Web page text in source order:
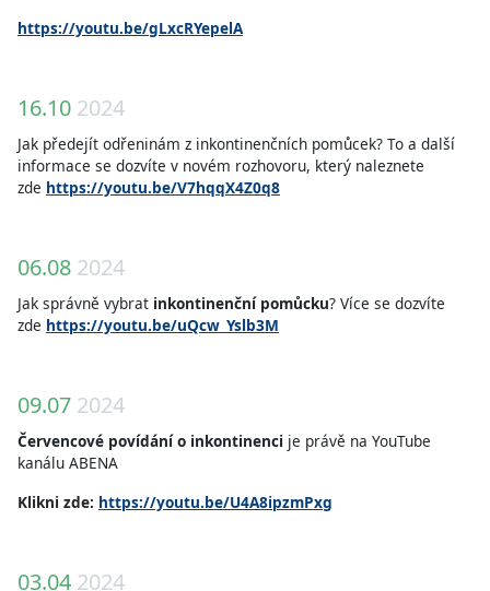
https://youtu.be/gLxcRYepelA
16.10 2024
Jak předejít odřeninám z inkontinenčních pomůcek? To a další
informace se dozvíte v novém rozhovoru, který naleznete
zde https://youtu.be/V7hqqX4Z0q8
06.08 2024
Jak správně vybrat inkontinenční pomůcku? Více se dozvíte
zde https://youtu.be/uQcw_Yslb3M
09.07 2024
Červencové povídání o inkontinenci je právě na YouTube
kanálu ABENA
Klikni zde: https://youtu.be/U4A8ipzmPxg
03.04 2024